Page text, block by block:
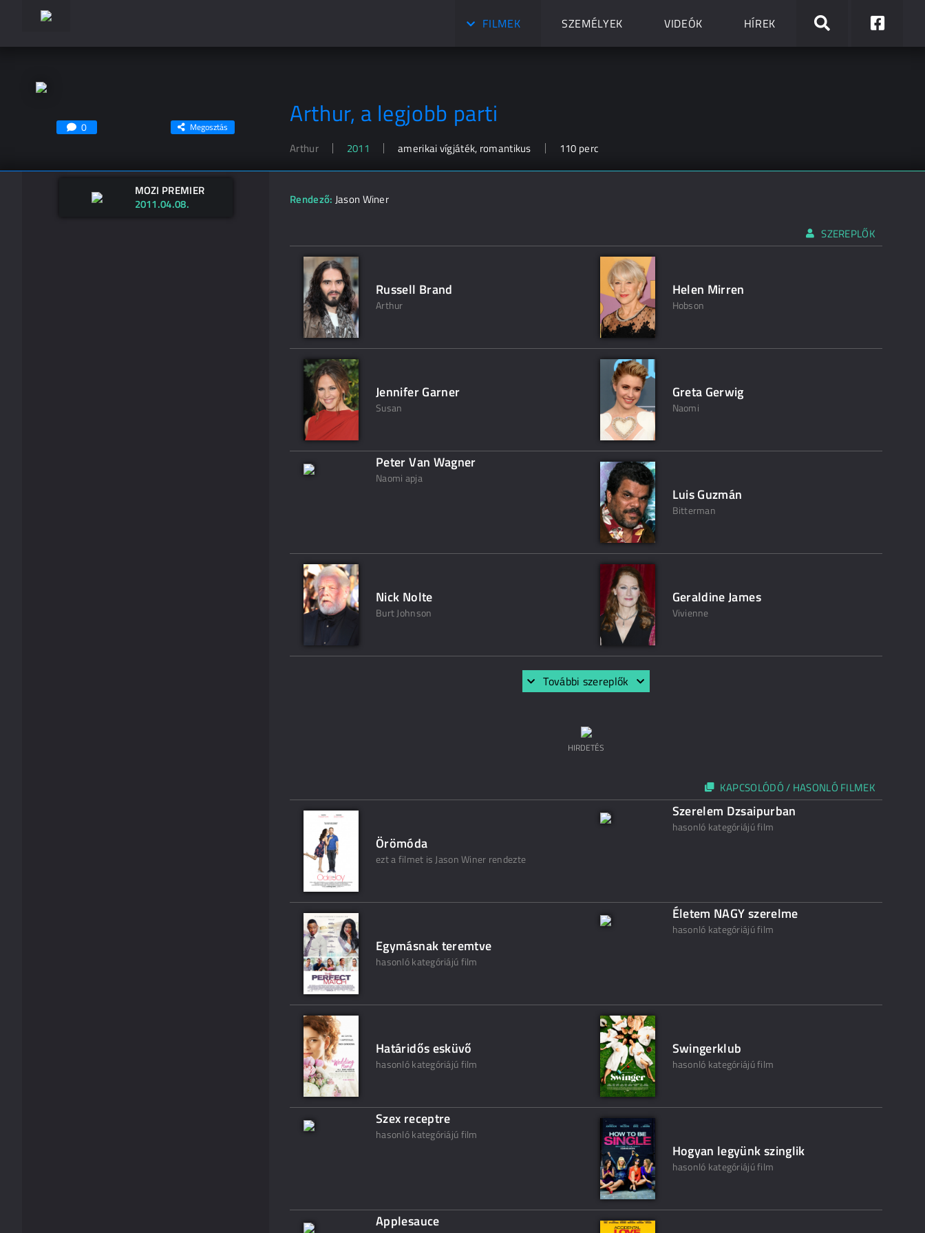
FILMEK SZEMÉLYEK VIDEÓK HÍREK
Arthur, a legjobb parti
Arthur 2011 amerikai vígjáték, romantikus 110 perc
0 Megosztás
MOZI PREMIER
2011.04.08.
Rendező: Jason Winer
SZEREPLŐK
Russell Brand
Arthur
Helen Mirren
Hobson
Jennifer Garner
Susan
Greta Gerwig
Naomi
Peter Van Wagner
Naomi apja
Luis Guzmán
Bitterman
Nick Nolte
Burt Johnson
Geraldine James
Vivienne
További szereplők
HIRDETÉS
KAPCSOLÓDÓ / HASONLÓ FILMEK
Örömóda
ezt a filmet is Jason Winer rendezte
Szerelem Dzsaipurban
hasonló kategóriájú film
Egymásnak teremtve
hasonló kategóriájú film
Életem NAGY szerelme
hasonló kategóriájú film
Határidős esküvő
hasonló kategóriájú film
Swingerklub
hasonló kategóriájú film
Szex receptre
hasonló kategóriájú film
Hogyan legyünk szinglik
hasonló kategóriájú film
Applesauce